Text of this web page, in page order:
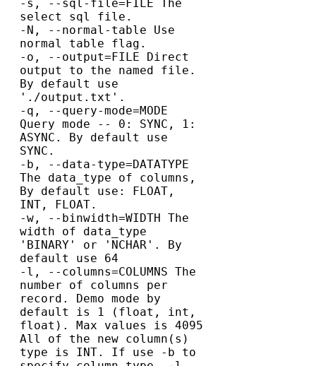
-s, --sql-file=FILE The
select sql file.
-N, --normal-table Use
normal table flag.
-o, --output=FILE Direct
output to the named file.
By default use
'./output.txt'.
-q, --query-mode=MODE
Query mode -- 0: SYNC, 1:
ASYNC. By default use
SYNC.
-b, --data-type=DATATYPE
The data_type of columns,
By default use: FLOAT,
INT, FLOAT.
-w, --binwidth=WIDTH The
width of data_type
'BINARY' or 'NCHAR'. By
default use 64
-l, --columns=COLUMNS The
number of columns per
record. Demo mode by
default is 1 (float, int,
float). Max values is 4095
All of the new column(s)
type is INT. If use -b to